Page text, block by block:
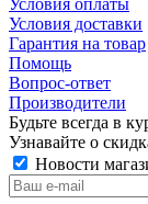
Условия оплаты
Условия доставки
Гарантия на товар
Помощь
Вопрос-ответ
Производители
Будьте всегда в
Узнавайте о
Новости